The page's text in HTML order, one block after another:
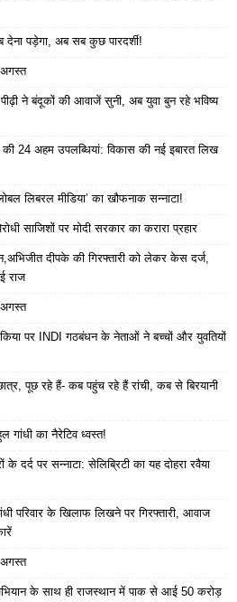
देना पड़ेगा, अब सब कुछ पारदर्शी!
अगस्त
ने बंदूकों की आवाजें सुनी, अब युवा बुन रहे भविष्य
की 24 अहम उपलब्धियां: विकास की नई इबारत लिख
लिबरल मीडिया’ का खौफनाक सन्नाटा!
साजिशों पर मोदी सरकार का करारा प्रहार
दीपके की गिरफ्तारी को लेकर केस दर्ज,
राज
अगस्त
पर INDI गठबंधन के नेताओं ने बच्चों और युवतियों
पूछ रहे हैं- कब पहुंच रहे हैं रांची, कब से बिरयानी
गांधी का नैरेटिव ध्वस्त!
पर सन्नाटा: सेलिब्रिटी का यह दोहरा रवैया
परिवार के खिलाफ लिखने पर गिरफ्तारी, आवाज
अगस्त
के साथ ही राजस्थान में पाक से आई 50 करोड़